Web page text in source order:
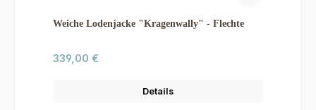
Weiche Lodenjacke "Kragenwally" - Flechte
Regulärer Preis:
339,00 €
Details